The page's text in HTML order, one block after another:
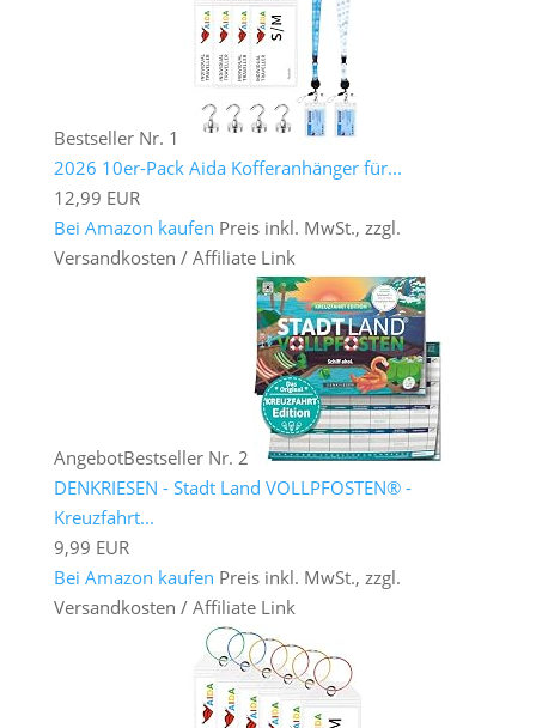
Bestseller Nr. 1
2026 10er-Pack Aida Kofferanhänger für...
12,99 EUR
Bei Amazon kaufen Preis inkl. MwSt., zzgl.
Versandkosten / Affiliate Link
AngebotBestseller Nr. 2
DENKRIESEN - Stadt Land VOLLPFOSTEN® -
Kreuzfahrt...
9,99 EUR
Bei Amazon kaufen Preis inkl. MwSt., zzgl.
Versandkosten / Affiliate Link